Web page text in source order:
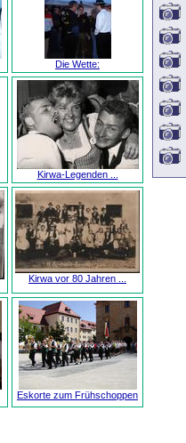
Die Wette:
Kirwa-Legenden ...
Kirwa vor 80 Jahren ...
Eskorte zum Frühschoppen